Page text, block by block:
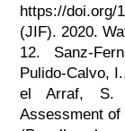
https://doi.org/
(JIF). 2020.
12. Sanz-
Pulido-Calvo,
el Arraf, S.
Assessment of